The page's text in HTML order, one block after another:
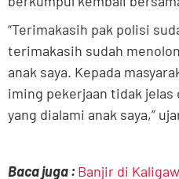
“Terimakasih pak polisi
terimakasih sudah
anak saya. Kepada
iming pekerjaan tidak
yang dialami anak saya,”
Baca juga : Banjir di